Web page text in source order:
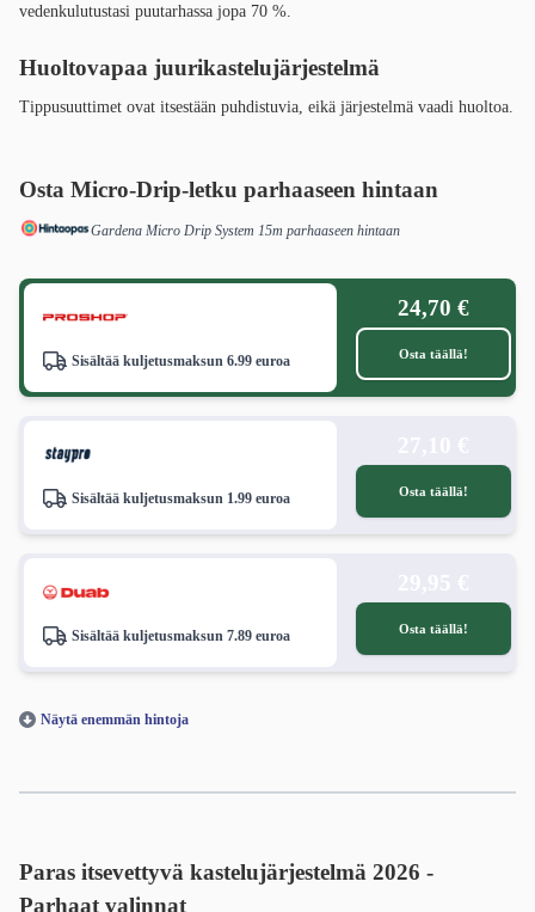
vedenkulutustasi puutarhassa jopa 70 %.
Huoltovapaa juurikastelujärjestelmä
Tippusuuttimet ovat itsestään puhdistuvia, eikä järjestelmä vaadi huoltoa.
Osta Micro-Drip-letku parhaaseen hintaan
Gardena Micro Drip System 15m parhaaseen hintaan
Sisältää kuljetusmaksun 6.99 euroa
24,70 €
Osta täällä!
Sisältää kuljetusmaksun 1.99 euroa Osta täällä!
Sisältää kuljetusmaksun 7.89 euroa Osta täällä!
Näytä enemmän hintoja
Paras itsevettyvä kastelujärjestelmä 2026 -
Parhaat valinnat